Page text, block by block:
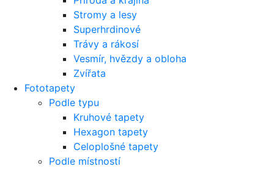
Stromy a lesy
Superhrdinové
Trávy a rákosí
Vesmír, hvězdy a obloha
Zvířata
Fototapety
Podle typu
Kruhové tapety
Hexagon tapety
Celoplošné tapety
Podle místností